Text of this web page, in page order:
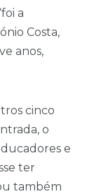
a
Costa,
anos,
cinco
o
e
ter
também